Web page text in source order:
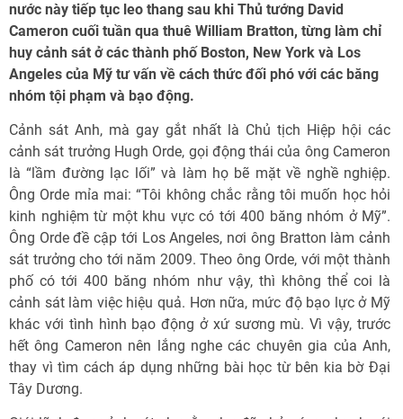
nước này tiếp tục leo thang sau khi Thủ tướng David
Cameron cuối tuần qua thuê William Bratton, từng làm chỉ
huy cảnh sát ở các thành phố Boston, New York và Los
Angeles của Mỹ tư vấn về cách thức đối phó với các băng
nhóm tội phạm và bạo động.
Cảnh sát Anh, mà gay gắt nhất là Chủ tịch Hiệp hội các
cảnh sát trưởng Hugh Orde, gọi động thái của ông Cameron
là “lầm đường lạc lối” và làm họ bẽ mặt về nghề nghiệp.
Ông Orde mỉa mai: “Tôi không chắc rằng tôi muốn học hỏi
kinh nghiệm từ một khu vực có tới 400 băng nhóm ở Mỹ”.
Ông Orde đề cập tới Los Angeles, nơi ông Bratton làm cảnh
sát trưởng cho tới năm 2009. Theo ông Orde, với một thành
phố có tới 400 băng nhóm như vậy, thì không thể coi là
cảnh sát làm việc hiệu quả. Hơn nữa, mức độ bạo lực ở Mỹ
khác với tình hình bạo động ở xứ sương mù. Vì vậy, trước
hết ông Cameron nên lắng nghe các chuyên gia của Anh,
thay vì tìm cách áp dụng những bài học từ bên kia bờ Đại
Tây Dương.